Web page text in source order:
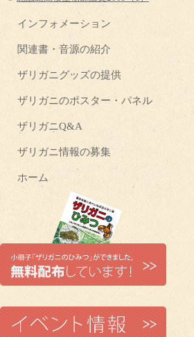
インフォメーション
関連書・音源の紹介
ザリガニグッズの提供
ザリガニのポスター・パネル
ザリガニQ&A
ザリガニ情報の募集
ホーム